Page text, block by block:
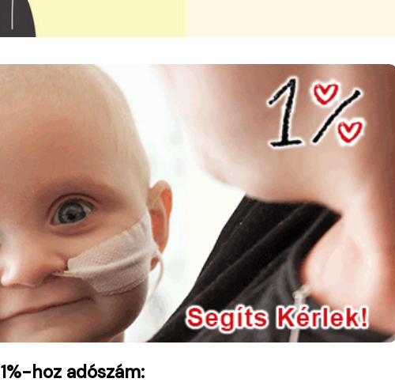
hoz adószám: